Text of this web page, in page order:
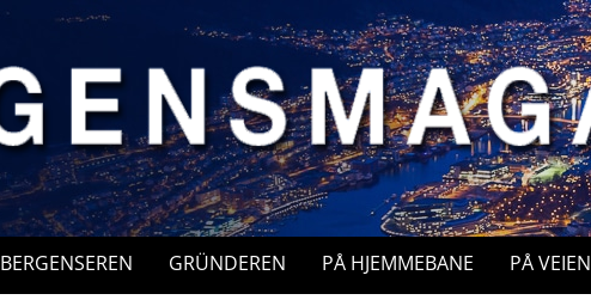
BERGENSEREN GRÜNDEREN PÅ HJEMMEBANE PÅ VEIEN